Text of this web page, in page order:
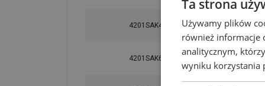
4201SAK47SBP
4201SAK65SBP
Ta strona
Używamy plików
również informacje
analitycznym,
wyniku korzystania